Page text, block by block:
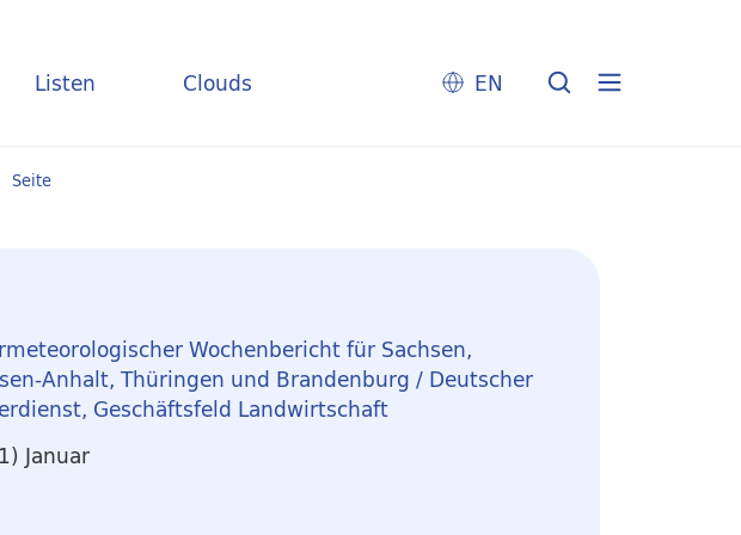
Listen Clouds EN
Seite
Wochenbericht für Sachsen,
Anhalt, Thüringen und Brandenburg / Deutscher
Geschäftsfeld Landwirtschaft
Januar